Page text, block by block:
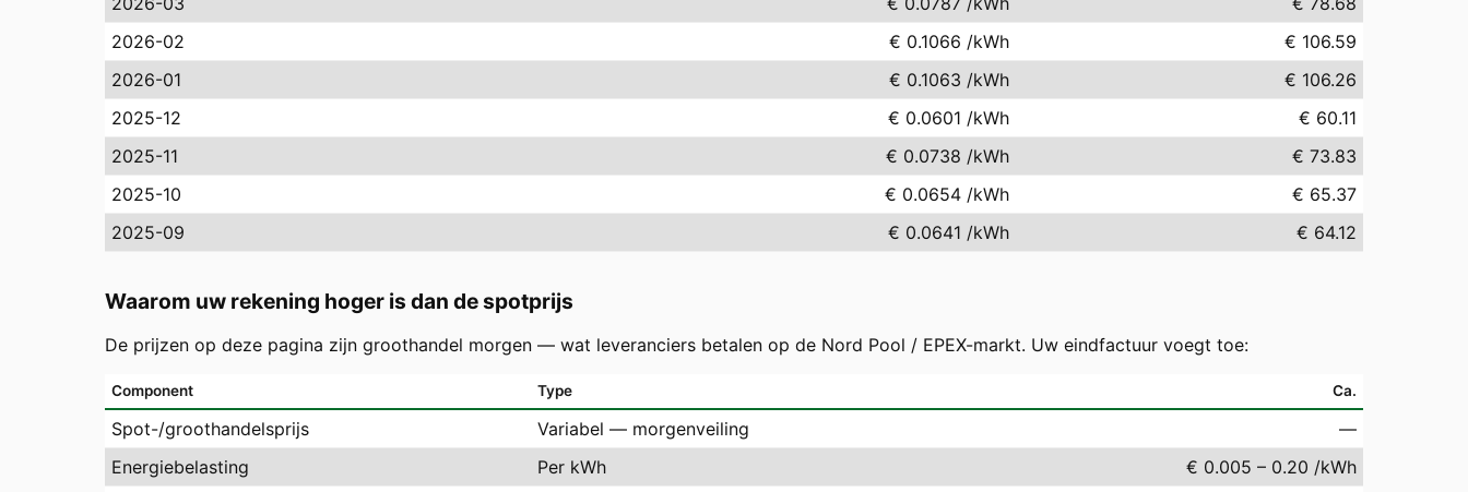
2026-02
€ 0.1066 /kWh
€ 106.59
2026-01
€ 0.1063 /kWh
€ 106.26
2025-12
€ 0.0601 /kWh
€ 60.11
2025-11
€ 0.0738 /kWh
€ 73.83
2025-10
€ 0.0654 /kWh
€ 65.37
2025-09
€ 0.0641 /kWh € 64.12
Waarom uw rekening hoger is dan de spotprijs
De prijzen op deze pagina zijn groothandel morgen — wat leveranciers betalen op de Nord Pool / EPEX-markt. Uw eindfactuur voegt toe:
Component Type Ca.
Spot-/groothandelsprijs Variabel — morgenveiling
—
Energiebelasting
Per kWh € 0.005 – 0.20 /kWh